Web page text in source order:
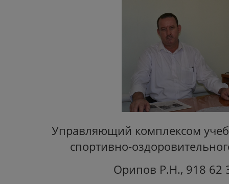
Управляющий комплексом
спортивно-
Орипов Р.Н., 918 62